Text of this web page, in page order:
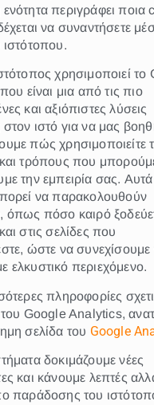
περιγράφει ποια
να συναντήσετε
χρησιμοποιεί το
είναι μια από τις πιο
και αξιόπιστες λύσεις
ιστό για να μας
πώς χρησιμοποιείτε
τρόπους που
την εμπειρία σας.
να παρακολουθούν
όπως πόσο καιρό
στις σελίδες που
ώστε να συνεχίσουμε
ελκυστικό περιεχόμενο.
πληροφορίες
Google Analytics,
σελίδα του Google
δοκιμάζουμε νέες
και κάνουμε λεπτές
παράδοσης του